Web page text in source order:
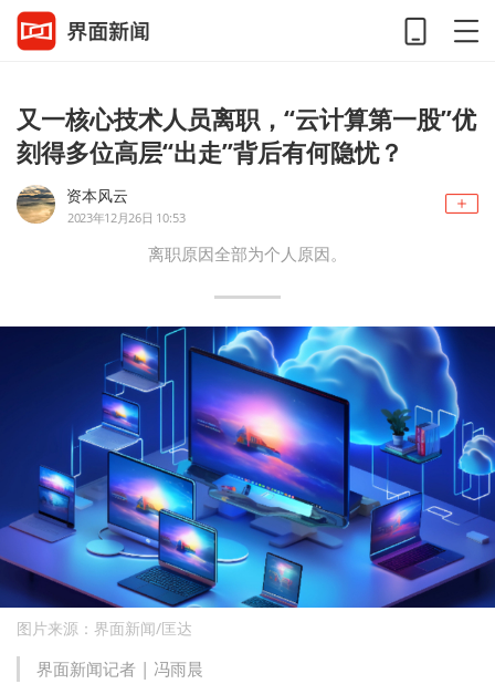
又一核心技术人员离职，“云计算第一股”优
刻得多位高层“出走”背后有何隐忧？
资本风云
2023年12月26日 10:53
离职原因全部为个人原因。
图片来源：界面新闻/匡达
界面新闻记者 | 冯雨晨